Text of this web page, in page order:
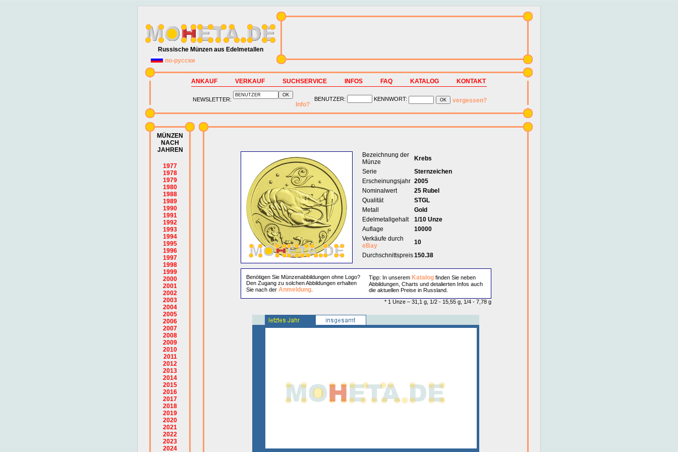
Russische Münzen aus Edelmetallen
по-русски
ANKAUF VERKAUF SUCHSERVICE INFOS FAQ KATALOG KONTAKT
NEWSLETTER:
Info?
BENUTZER: KENNWORT: vergessen?
MÜNZEN
NACH
JAHREN
1977
1978
1979
1980
1988
1989
1990
1991
1992
1993
1994
1995
1996
1997
1998
1999
2000
2001
2002
2003
2004
2005
2006
2007
2008
2009
2010
2011
2012
2013
2014
2015
2016
2017
2018
2019
2020
2021
2022
2023
2024
Bezeichnung der
Münze
Krebs
Serie
Sternzeichen
Erscheinungsjahr 2005
Nominalwert
25 Rubel
Qualität
STGL
Metall
Gold
Edelmetallgehalt
1/10 Unze
Auflage
10000
Verkäufe durch
eBay
10
Durchschnittspreis150.38
Benötigen Sie Münzenabbildungen ohne Logo?
Den Zugang zu solchen Abbildungen erhalten
Sie nach der Anmeldung.
Tipp: In unserem Katalogfinden Sie neben
Abbildungen, Charts und detalierten Infos auch
die aktuellen Preise in Russland.
* 1 Unze – 31,1 g, 1/2 - 15,55 g, 1/4 - 7,78 g